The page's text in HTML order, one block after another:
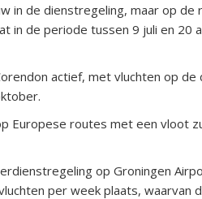
in de dienstregeling, maar op
in de periode tussen 9 juli en 20
actief, met vluchten op
Europese routes met een vloot
op Groningen
per week plaats, waarvan